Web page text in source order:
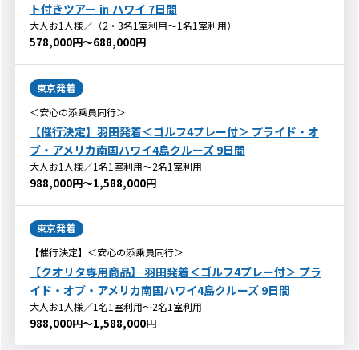
ト付きツアー ㏌ ハワイ 7日間
大人お1人様／（2・3名1室利用～1名1室利用）
578,000円～688,000円
東京発着
＜安心の添乗員同行＞
【催行決定】羽田発着＜ゴルフ4プレー付＞ プライド・オ
ブ・アメリカ南国ハワイ4島クルーズ 9日間
大人お1人様／1名1室利用～2名1室利用
988,000円～1,588,000円
東京発着
【催行決定】＜安心の添乗員同行＞
【クオリタ専用商品】 羽田発着＜ゴルフ4プレー付＞ プラ
イド・オブ・アメリカ南国ハワイ4島クルーズ 9日間
大人お1人様／1名1室利用～2名1室利用
988,000円～1,588,000円